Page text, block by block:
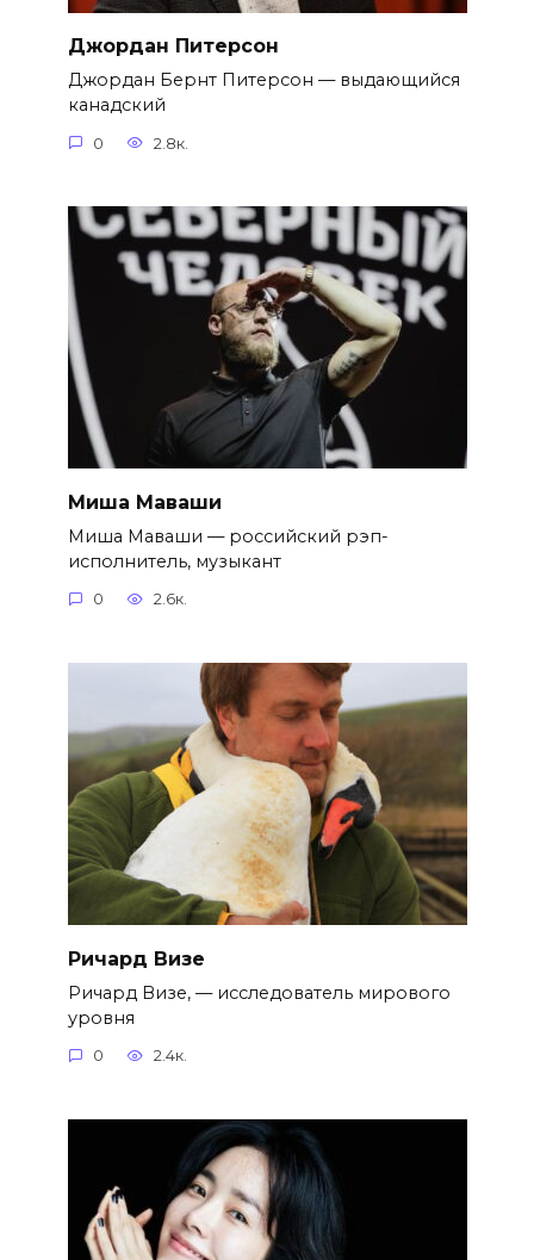
Джордан Питерсон
Джордан Бернт Питерсон — выдающийся
канадский
0 2.8к.
Миша Маваши
Миша Маваши — российский рэп-
исполнитель, музыкант
0 2.6к.
Ричард Визе
Ричард Визе, — исследователь мирового
уровня
0 2.4к.